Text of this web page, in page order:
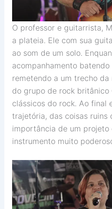
O professor e guitarrista,
a plateia. Ele com sua
ao som de um solo.
acompanhamento batendo
remetendo a um trecho da
do grupo de rock britânico
clássicos do rock. Ao final
trajetória, das coisas ruins
importância de um projeto
instrumento muito